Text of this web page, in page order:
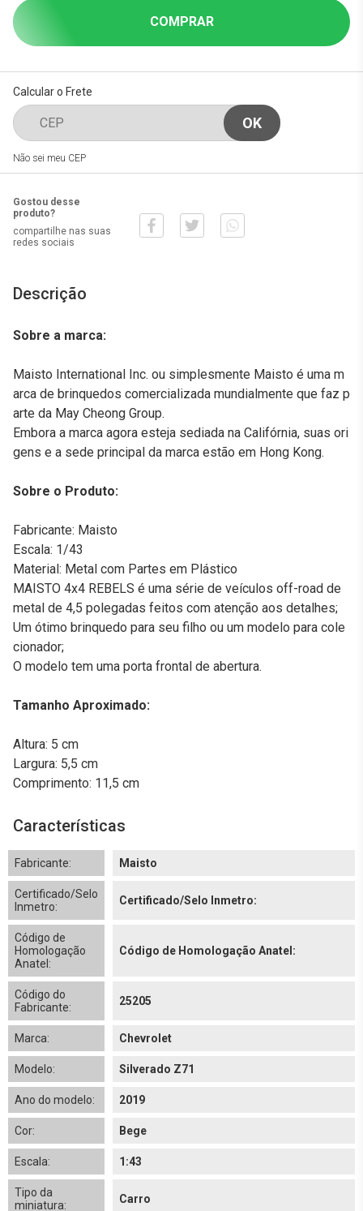
COMPRAR
Calcular o Frete
Não sei meu CEP
Gostou desse
produto?
compartilhe nas suas
redes sociais
Descrição
Sobre a marca:
Maisto International Inc. ou simplesmente Maisto é uma m
arca de brinquedos comercializada mundialmente que faz p
arte da May Cheong Group.
Embora a marca agora esteja sediada na Califórnia, suas ori
gens e a sede principal da marca estão em Hong Kong.
Sobre o Produto:
Fabricante: Maisto
Escala: 1/43
Material: Metal com Partes em Plástico
MAISTO 4x4 REBELS é uma série de veículos off-road de
metal de 4,5 polegadas feitos com atenção aos detalhes;
Um ótimo brinquedo para seu filho ou um modelo para cole
cionador;
O modelo tem uma porta frontal de abertura.
Tamanho Aproximado:
Altura: 5 cm
Largura: 5,5 cm
Comprimento: 11,5 cm
Características
Fabricante: Maisto
Certificado/Selo
Inmetro:
Certificado/Selo Inmetro:
Código de
Homologação
Anatel:
Código de Homologação Anatel:
Código do
Fabricante:
25205
Marca: Chevrolet
Modelo: Silverado Z71
Ano do modelo: 2019
Cor: Bege
Escala: 1:43
Tipo da
miniatura:
Carro